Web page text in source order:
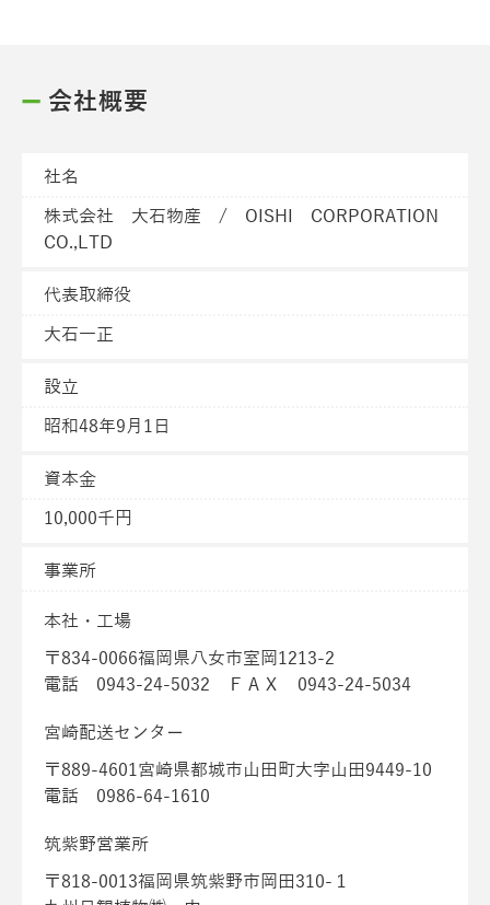
会社概要
社名
株式会社 大石物産 / OISHI CORPORATION
CO.,LTD
代表取締役
大石一正
設立
昭和48年9月1日
資本金
10,000千円
事業所
本社・工場
〒834-0066福岡県八女市室岡1213-2
電話 0943-24-5032 ＦＡＸ 0943-24-5034
宮崎配送センター
〒889-4601宮崎県都城市山田町大字山田9449-10
電話 0986-64-1610
筑紫野営業所
〒818-0013福岡県筑紫野市岡田310-１